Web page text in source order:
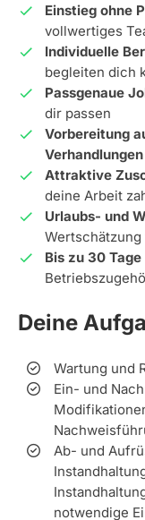
Einstieg ohne
vollwertiges
Individuelle
begleiten dich
Passgenaue
dir passen
Vorbereitung
Verhandlungen
Attraktive
deine Arbeit
Urlaubs- und
Bis zu 30
Deine
Wartung und
Ein- und
Ab- und
notwendige